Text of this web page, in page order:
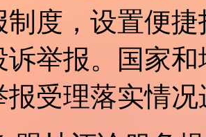
制度，设置便
诉举报。国家
报受理落实情